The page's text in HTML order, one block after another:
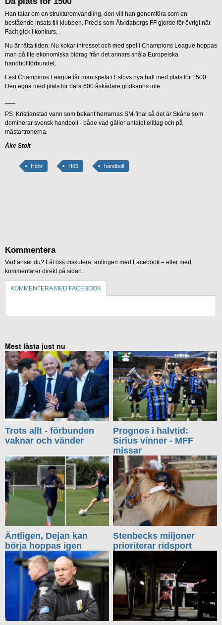
Han talar om en strukturomvandling, den vill han genomföra som en
bestående insats till klubben. Precis som Åtvidabergs FF gjorde för övrigt när
Facit gick i konkurs.
Nu är rätta tiden. Nu kokar intresset och med spel i Champions League hoppas
man på lite ekonomiska bidrag från det annars snåla Europeiska
handbollförbundet.
Fast Champions League får man spela i Eslövs nya hall med plats för 1500.
Den egna med plats för bara 600 åskådare godkänns inte.
PS. Kristianstad vann som bekant herrarnas SM-final så det är Skåne som
dominerar svensk handboll - både vad gäller antalet elitlag och på
mästartronerna.
Åke Stolt
Höör H65 handboll
Kommentera
Vad anser du? Låt oss diskutera, antingen med Facebook – eller med
kommentarer direkt på sidan.
KOMMENTERA MED FACEBOOK
Mest lästa just nu
Trots allt - förbunden
vaknar och vänder
Prognos i halvtid:
Sirius vinner - MFF
missar
Äntligen, Dejan kan
börja hoppas igen
Stenbecks miljoner
prioriterar ridsport